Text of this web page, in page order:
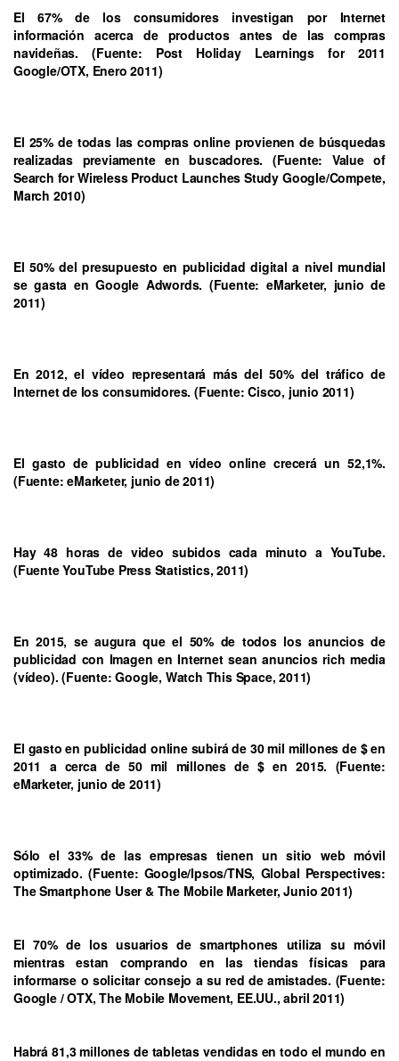
El 67% de los consumidores investigan por Internet
información acerca de productos antes de las compras
navideñas. (Fuente: Post Holiday Learnings for 2011
Google/OTX, Enero 2011)
El 25% de todas las compras online provienen de búsquedas
realizadas previamente en buscadores. (Fuente: Value of
Search for Wireless Product Launches Study Google/Compete,
March 2010)
El 50% del presupuesto en publicidad digital a nivel mundial
se gasta en Google Adwords. (Fuente: eMarketer, junio de
2011)
En 2012, el vídeo representará más del 50% del tráfico de
Internet de los consumidores. (Fuente: Cisco, junio 2011)
El gasto de publicidad en vídeo online crecerá un 52,1%.
(Fuente: eMarketer, junio de 2011)
Hay 48 horas de video subidos cada minuto a YouTube.
(Fuente YouTube Press Statistics, 2011)
En 2015, se augura que el 50% de todos los anuncios de
publicidad con Imagen en Internet sean anuncios rich media
(vídeo). (Fuente: Google, Watch This Space, 2011)
El gasto en publicidad online subirá de 30 mil millones de $ en
2011 a cerca de 50 mil millones de $ en 2015. (Fuente:
eMarketer, junio de 2011)
Sólo el 33% de las empresas tienen un sitio web móvil
optimizado. (Fuente: Google/Ipsos/TNS, Global Perspectives:
The Smartphone User & The Mobile Marketer, Junio 2011)
El 70% de los usuarios de smartphones utiliza su móvil
mientras estan comprando en las tiendas físicas para
informarse o solicitar consejo a su red de amistades. (Fuente:
Google / OTX, The Mobile Movement, EE.UU., abril 2011)
Habrá 81,3 millones de tabletas vendidas en todo el mundo en